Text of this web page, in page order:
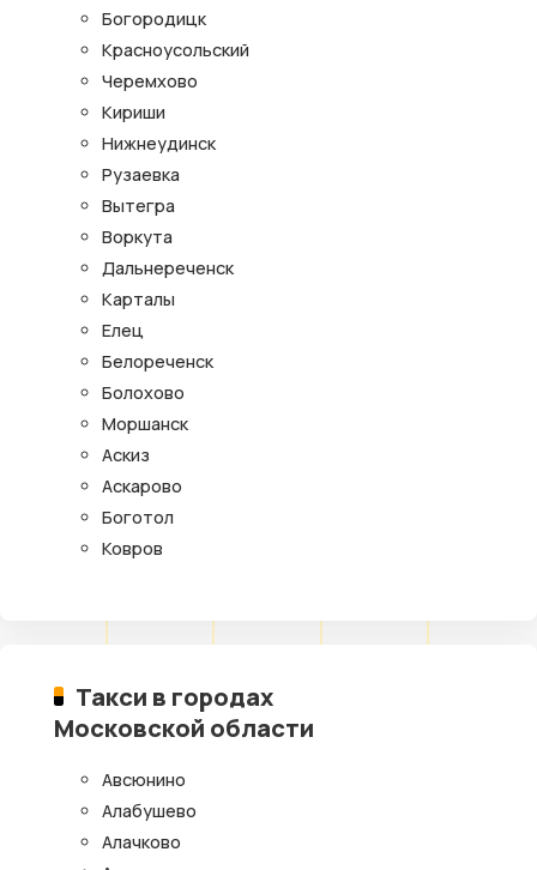
Богородицк
Красноусольский
Черемхово
Кириши
Нижнеудинск
Рузаевка
Вытегра
Воркута
Дальнереченск
Карталы
Елец
Белореченск
Болохово
Моршанск
Аскиз
Аскарово
Боготол
Ковров
Такси в городах
Московской области
Авсюнино
Алабушево
Алачково